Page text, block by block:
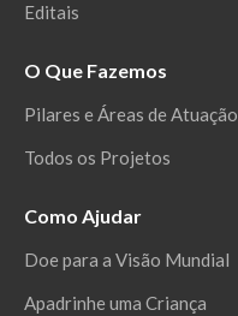
Editais
O Que Fazemos
Pilares e Áreas de Atuação
Todos os Projetos
Como Ajudar
Doe para a Visão Mundial
Apadrinhe uma Criança